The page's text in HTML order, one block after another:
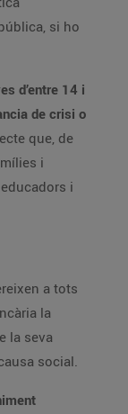
si ho
d’entre 14 i
de crisi o
que, de
i
i
a tots
la
la seva
social.